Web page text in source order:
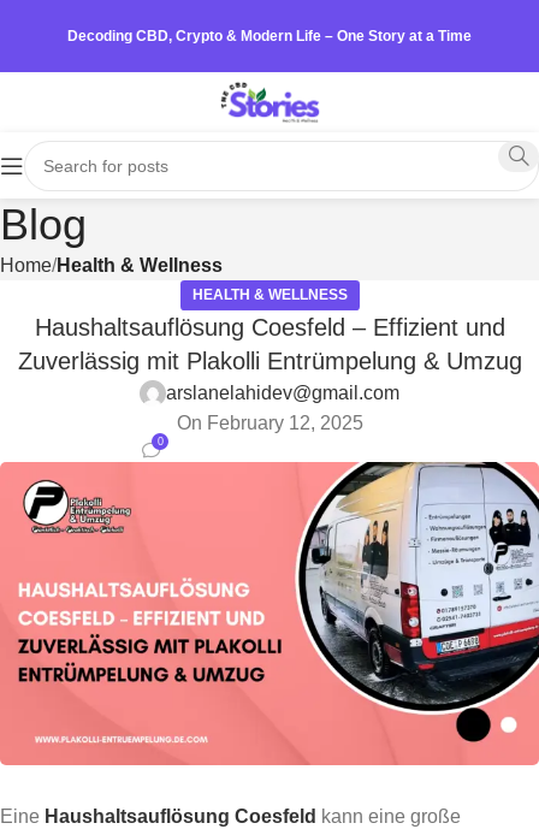
Decoding CBD, Crypto & Modern Life – One Story at a Time
Blog
Home Health & Wellness
HEALTH & WELLNESS
Haushaltsauflösung Coesfeld – Effizient und
Zuverlässig mit Plakolli Entrümpelung & Umzug
arslanelahidev@gmail.com
On February 12, 2025
0
Eine Haushaltsauflösung Coesfeld kann eine große